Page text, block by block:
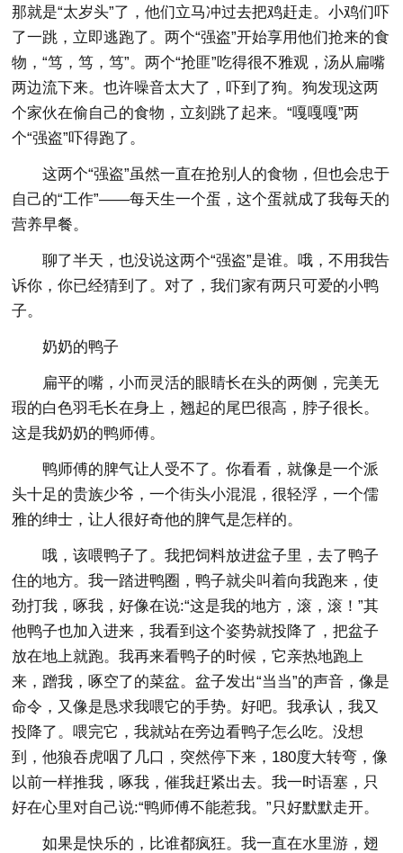
那就是“太岁头”了，他们立马冲过去把鸡赶走。小鸡们吓
了一跳，立即逃跑了。两个“强盗”开始享用他们抢来的食
物，“笃，笃，笃”。两个“抢匪”吃得很不雅观，汤从扁嘴
两边流下来。也许噪音太大了，吓到了狗。狗发现这两
个家伙在偷自己的食物，立刻跳了起来。“嘎嘎嘎”两
个“强盗”吓得跑了。
这两个“强盗”虽然一直在抢别人的食物，但也会忠于
自己的“工作”——每天生一个蛋，这个蛋就成了我每天的
营养早餐。
聊了半天，也没说这两个“强盗”是谁。哦，不用我告
诉你，你已经猜到了。对了，我们家有两只可爱的小鸭
子。
奶奶的鸭子
扁平的嘴，小而灵活的眼睛长在头的两侧，完美无
瑕的白色羽毛长在身上，翘起的尾巴很高，脖子很长。
这是我奶奶的鸭师傅。
鸭师傅的脾气让人受不了。你看看，就像是一个派
头十足的贵族少爷，一个街头小混混，很轻浮，一个儒
雅的绅士，让人很好奇他的脾气是怎样的。
哦，该喂鸭子了。我把饲料放进盆子里，去了鸭子
住的地方。我一踏进鸭圈，鸭子就尖叫着向我跑来，使
劲打我，啄我，好像在说:“这是我的地方，滚，滚！”其
他鸭子也加入进来，我看到这个姿势就投降了，把盆子
放在地上就跑。我再来看鸭子的时候，它亲热地跑上
来，蹭我，啄空了的菜盆。盆子发出“当当”的声音，像是
命令，又像是恳求我喂它的手势。好吧。我承认，我又
投降了。喂完它，我就站在旁边看鸭子怎么吃。没想
到，他狼吞虎咽了几口，突然停下来，180度大转弯，像
以前一样推我，啄我，催我赶紧出去。我一时语塞，只
好在心里对自己说:“鸭师傅不能惹我。”只好默默走开。
如果是快乐的，比谁都疯狂。我一直在水里游，翅